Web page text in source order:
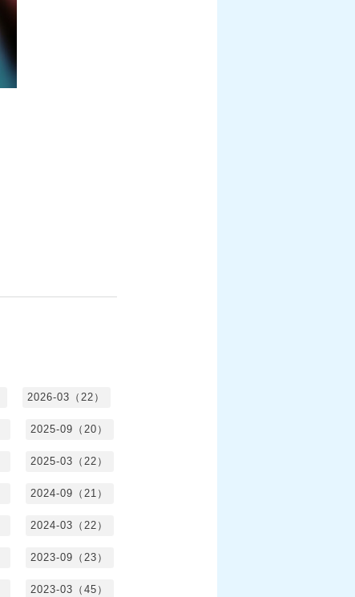
2026-03（22）
2025-09（20）
2025-03（22）
2024-09（21）
2024-03（22）
2023-09（23）
2023-03（45）